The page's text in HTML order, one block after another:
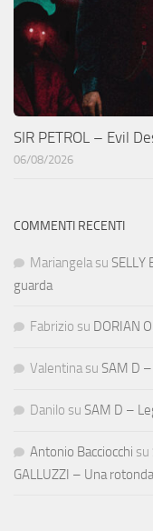
SIR PETROL – Evil
06/08/2026
COMMENTI RECENTI
Mariangela su SELLY
guarda
Fabrizio su DORIAN
Valentina su SAM D
Danilo su SAM D –
Antonio Bacciocchi su
GALLUZZI – Una